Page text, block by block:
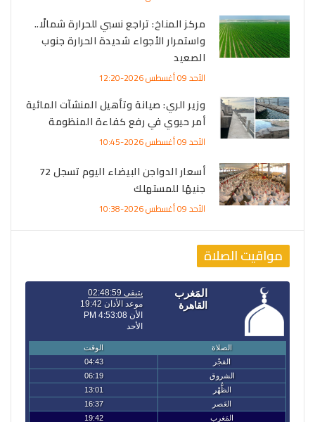
مركز المناخ: تراجع نسبي للحرارة شمالًا..
واستمرار الأجواء شديدة الحرارة جنوب
الصعيد
الأحد 09 أغسطس 2026-12:20
وزير الري: صيانة وتأهيل المنشآت المائية
أمر حيوي في رفع كفاءة المنظومة
الأحد 09 أغسطس 2026-10:45
أسعار الدواجن البيضاء اليوم تسجل 72
جنيهًا للمستهلك
الأحد 09 أغسطس 2026-10:38
مواقيت الصلاة